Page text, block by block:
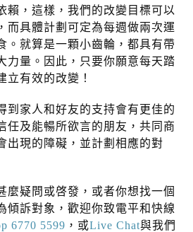
賴，這樣，我們的改變目標可以
而具體計劃可定為每週做兩次運
。就算是一顆小齒輪，都具有帶
力量。因此，只要你願意每天踏
立有效的改變！
到家人和好友的支持會有更佳的
任及能暢所欲言的朋友，共同商
出現的障礙，並計劃相應的對
麼疑問或啓發，或者你想找一個
傾訴對象，歡迎你致電平和快線
6770 5599 ，或Live Chat與我們